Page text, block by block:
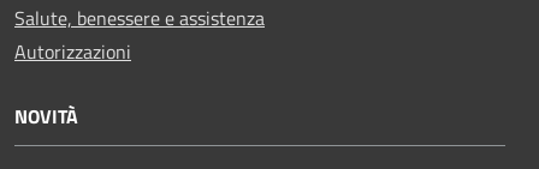
Salute, benessere e assistenza
Autorizzazioni
NOVITÀ